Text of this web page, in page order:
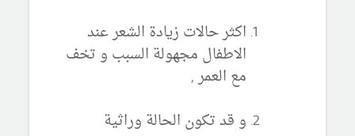
اكثر حالات زيادة الشعر عند
الاطفال مجهولة السبب و تخف
مع العمر ,
و قد تكون الحالة وراثية